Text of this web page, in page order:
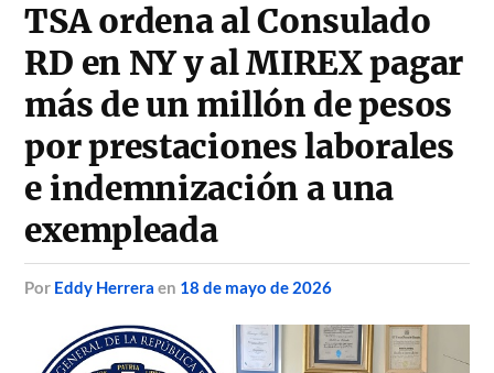
TSA ordena al Consulado
RD en NY y al MIREX pagar
más de un millón de pesos
por prestaciones laborales
e indemnización a una
exempleada
por Eddy Herrera en 18 de mayo de 2026